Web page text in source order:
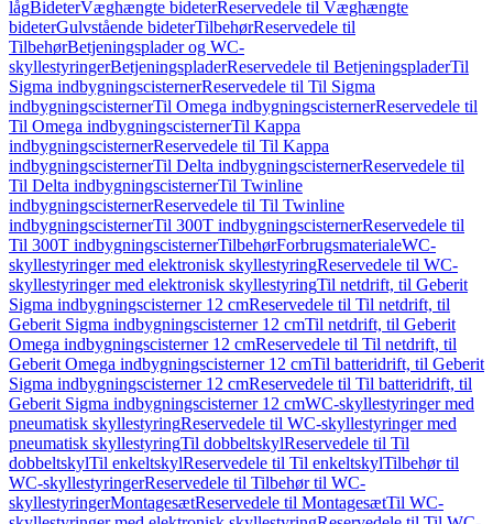
lågBideterVæghængte bideterReservedele til Væghængte
bideterGulvstående bideterTilbehørReservedele til
TilbehørBetjeningsplader og WC-
skyllestyringerBetjeningspladerReservedele til BetjeningspladerTil
Sigma indbygningscisternerReservedele til Til Sigma
indbygningscisternerTil Omega indbygningscisternerReservedele til
Til Omega indbygningscisternerTil Kappa
indbygningscisternerReservedele til Til Kappa
indbygningscisternerTil Delta indbygningscisternerReservedele til
Til Delta indbygningscisternerTil Twinline
indbygningscisternerReservedele til Til Twinline
indbygningscisternerTil 300T indbygningscisternerReservedele til
Til 300T indbygningscisternerTilbehørForbrugsmaterialeWC-
skyllestyringer med elektronisk skyllestyringReservedele til WC-
skyllestyringer med elektronisk skyllestyringTil netdrift, til Geberit
Sigma indbygningscisterner 12 cmReservedele til Til netdrift, til
Geberit Sigma indbygningscisterner 12 cmTil netdrift, til Geberit
Omega indbygningscisterner 12 cmReservedele til Til netdrift, til
Geberit Omega indbygningscisterner 12 cmTil batteridrift, til Geberit
Sigma indbygningscisterner 12 cmReservedele til Til batteridrift, til
Geberit Sigma indbygningscisterner 12 cmWC-skyllestyringer med
pneumatisk skyllestyringReservedele til WC-skyllestyringer med
pneumatisk skyllestyringTil dobbeltskylReservedele til Til
dobbeltskylTil enkeltskylReservedele til Til enkeltskylTilbehør til
WC-skyllestyringerReservedele til Tilbehør til WC-
skyllestyringerMontagesætReservedele til MontagesætTil WC-